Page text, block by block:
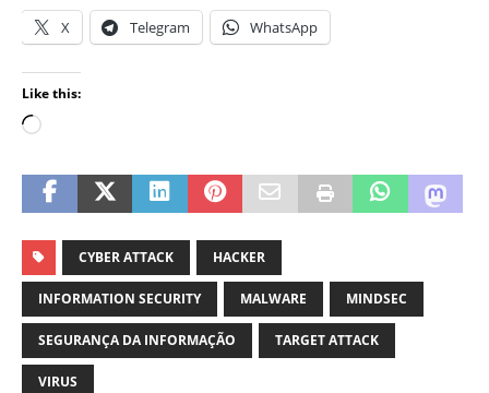
X Telegram WhatsApp
Like this:
CYBER ATTACK HACKER
INFORMATION SECURITY MALWARE MINDSEC
SEGURANÇA DA INFORMAÇÃO TARGET ATTACK
VIRUS